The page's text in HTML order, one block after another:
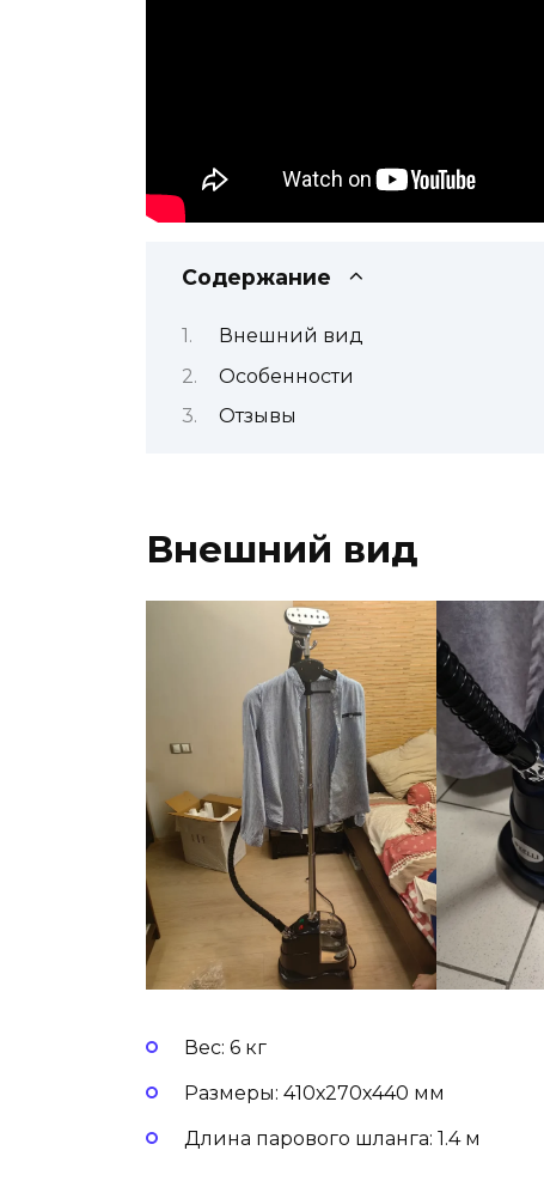
Содержание
Внешний вид
Особенности
Отзывы
Внешний вид
Вес: 6 кг
Размеры: 410х270х440 мм
Длина парового шланга: 1.4 м